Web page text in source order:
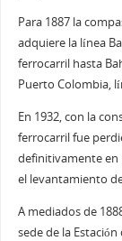
Para 1887 la
adquiere la línea
ferrocarril hasta
Puerto Colombia,
En 1932, con la
ferrocarril fue
definitivamente en
el levantamiento
A mediados de
sede de la